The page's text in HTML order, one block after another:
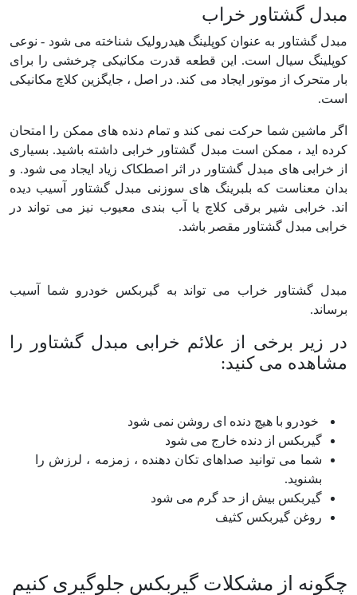
مبدل گشتاور خراب
مبدل گشتاور به عنوان کوپلینگ هیدرولیک شناخته می شود - نوعی
کوپلینگ سیال است. این قطعه قدرت مکانیکی چرخشی را برای
بار متحرک از موتور ایجاد می کند. در اصل ، جایگزین کلاچ مکانیکی
است.
اگر ماشین شما حرکت نمی کند و تمام دنده های ممکن را امتحان
کرده اید ، ممکن است مبدل گشتاور خرابی داشته باشید. بسیاری
از خرابی های مبدل گشتاور در اثر اصطکاک زیاد ایجاد می شود. و
بدان معناست که بلبرینگ های سوزنی مبدل گشتاور آسیب دیده
اند. خرابی شیر برقی کلاچ یا آب بندی معیوب نیز می تواند در
خرابی مبدل گشتاور مقصر باشد.
مبدل گشتاور خراب می تواند به گیربکس خودرو شما آسیب
برساند.
در زیر برخی از علائم خرابی مبدل گشتاور را
مشاهده می کنید:
خودرو با هیچ دنده ای روشن نمی شود
گیربکس از دنده خارج می شود
شما می توانید صداهای تکان دهنده ، زمزمه ، لرزش را
بشنوید.
گیربکس بیش از حد گرم می شود
روغن گیربکس کثیف
چگونه از مشکلات گیربکس جلوگیری کنیم